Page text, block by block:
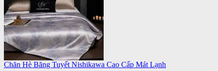
Chăn Hè Băng Tuyết Nishikawa Cao Cấp Mát Lạnh